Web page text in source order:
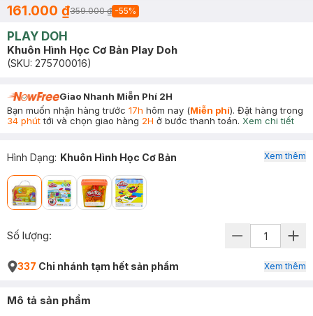
161.000 ₫359.000 ₫ -55%
PLAY DOH
Khuôn Hình Học Cơ Bản Play Doh
(SKU: 275700016)
Giao Nhanh Miễn Phí 2H
Bạn muốn nhận hàng trước 17h hôm nay (Miễn phí). Đặt hàng trong
34 phúttới và chọn giao hàng 2H ở bước thanh toán. Xem chi tiết
Hình Dạng: Khuôn Hình Học Cơ Bản Xem thêm
Số lượng:
337 Chi nhánh tạm hết sản phẩm Xem thêm
Mô tả sản phẩm